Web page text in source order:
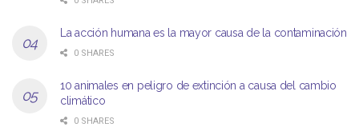
La acción humana es la mayor causa de la contaminación
0 SHARES
10 animales en peligro de extinción a causa del cambio
climático
0 SHARES